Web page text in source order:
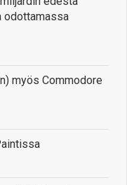
odottamassa
myös Commodore